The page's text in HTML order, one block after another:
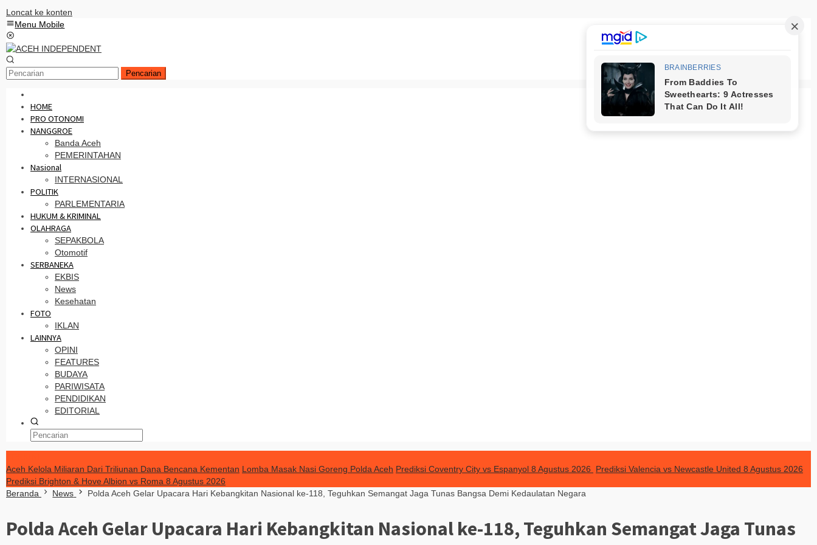
Loncat ke konten
Menu Mobile
Pencarian
HOME
PRO OTONOMI
NANGGROE
Banda Aceh
PEMERINTAHAN
Nasional
INTERNASIONAL
POLITIK
PARLEMENTARIA
HUKUM & KRIMINAL
OLAHRAGA
SEPAKBOLA
Otomotif
SERBANEKA
EKBIS
News
Kesehatan
FOTO
IKLAN
LAINNYA
OPINI
FEATURES
BUDAYA
PARIWISATA
PENDIDIKAN
EDITORIAL
Aceh Kelola Miliaran Dari Triliunan Dana Bencana Kementan Lomba Masak Nasi Goreng Polda Aceh Prediksi Coventry City vs Espanyol 8 Agustus 2026
Prediksi Valencia vs Newcastle United 8 Agustus 2026
Prediksi Brighton & Hove Albion vs Roma 8 Agustus 2026
Beranda
News Polda Aceh Gelar Upacara Hari Kebangkitan Nasional ke-118, Teguhkan Semangat Jaga Tunas Bangsa Demi Kedaulatan Negara
Polda Aceh Gelar Upacara Hari Kebangkitan Nasional ke-118, Teguhkan Semangat Jaga Tunas